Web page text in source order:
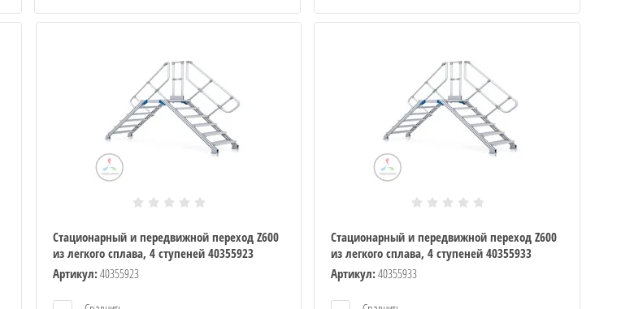
Стационарный и передвижной переход Z600
из легкого сплава, 4 ступеней 40355923
Артикул:40355923
Стационарный и передвижной переход Z600
из легкого сплава, 4 ступеней 40355933
Артикул:40355933